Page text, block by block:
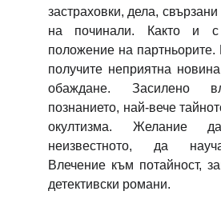
застраховки, дела,
на починали. Както и с
положение на
получите неприятна
обаждане. Засилено
познанието, най-вече
окултизма. Желание
неизвестното, да
Влечение към потайност,
детективски романи.